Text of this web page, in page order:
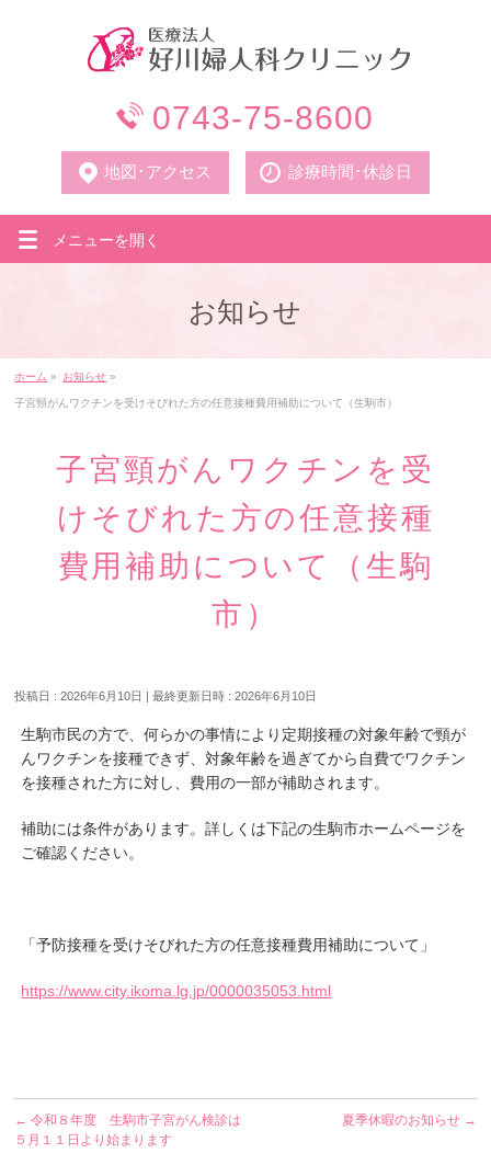
0743-75-8600
地図･アクセス 診療時間･休診日
メニューを開く
お知らせ
ホーム » お知らせ »
子宮頸がんワクチンを受けそびれた方の任意接種費用補助について（生駒市）
子宮頸がんワクチンを受
けそびれた方の任意接種
費用補助について（生駒
市）
投稿日 : 2026年6月10日 最終更新日時 : 2026年6月10日
生駒市民の方で、何らかの事情により定期接種の対象年齢で頸が
んワクチンを接種できず、対象年齢を過ぎてから自費でワクチン
を接種された方に対し、費用の一部が補助されます。
補助には条件があります。詳しくは下記の生駒市ホームページを
ご確認ください。
「予防接種を受けそびれた方の任意接種費用補助について」
https://www.city.ikoma.lg.jp/0000035053.html
← 令和８年度 生駒市子宮がん検診は
５月１１日より始まります
夏季休暇のお知らせ →